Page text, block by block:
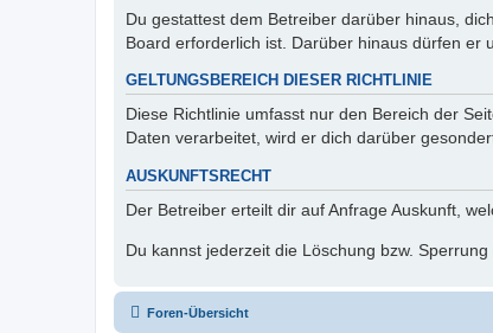
Du gestattest dem Betreiber darüber hinaus,
Board erforderlich ist. Darüber hinaus dürfen er
GELTUNGSBEREICH DIESER RICHTLINIE
Diese Richtlinie umfasst nur den Bereich der
Daten verarbeitet, wird er dich darüber
AUSKUNFTSRECHT
Der Betreiber erteilt dir auf Anfrage Auskunft,
Du kannst jederzeit die Löschung bzw.
Foren-Übersicht